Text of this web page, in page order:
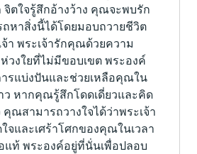
จิตใจรู้สึกอ้างว้าง คุณจะพบรัก
หาสิ่งนี้ได้โดยมอบถวายชีวิต
จ้า พระเจ้ารักคุณด้วยความ
วงใยที่ไม่มีขอบเขต พระองค์
ารแบ่งปันและช่วยเหลือคุณใน
ว หากคุณรู้สึกโดดเดี่ยวและคิด
ณสามารถวางใจได้ว่าพระเจ้า
จและเศร้าโศกของคุณในเวลา
ท้ พระองค์อยู่ที่นั่นเพื่อปลอบ